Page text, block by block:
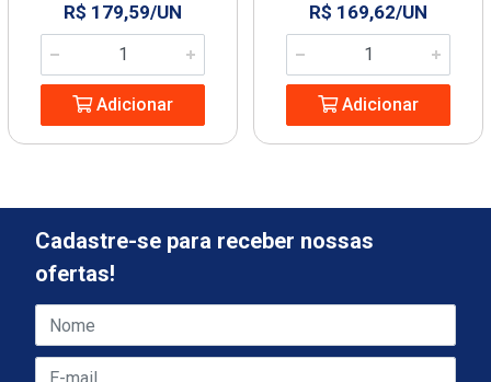
R$ 179,59/UN
Adicionar
R$ 169,62/UN
Adicionar
Cadastre-se para receber nossas
ofertas!